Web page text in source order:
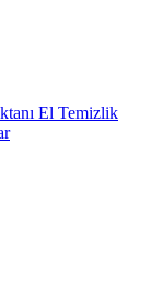
El Temizlik